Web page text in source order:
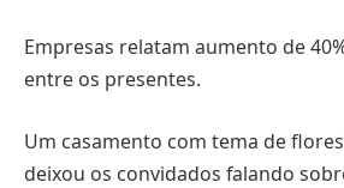
Empresas relatam aumento de
entre os presentes.
Um casamento com tema de
deixou os convidados falando